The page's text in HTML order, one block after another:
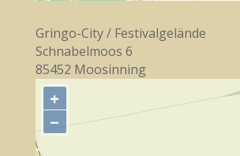
Gringo-City / Festivalgelände
Schnabelmoos 6
85452 Moosinning
+
−